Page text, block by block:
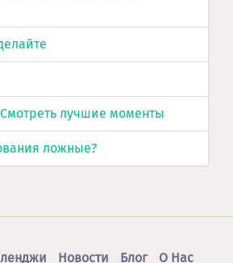
лучшие моменты
ложные?
Новости Блог O Нас